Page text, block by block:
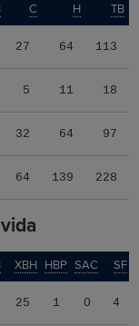
C H TB
27 64 113
5 11 18
32 64 97
64 139 228
XBH HBP SAC SF
25 1 0 4